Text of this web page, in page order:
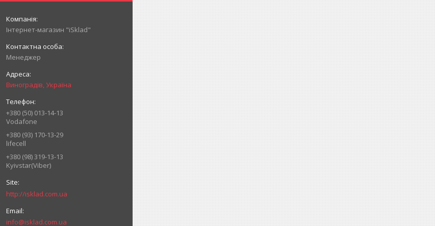
Інтернет-магазин "iSklad"
Менеджер
Виноградів, Україна
+380 (50) 013-14-13
Vodafone
+380 (93) 170-13-29
lifecell
+380 (98) 319-13-13
Kyivstar(Viber)
http://isklad.com.ua
info@isklad.com.ua